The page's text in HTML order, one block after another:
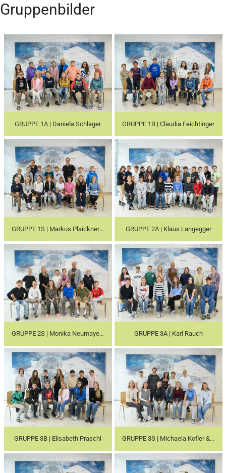
Gruppenbilder
GRUPPE 1A | Daniela Schlager GRUPPE 1B | Claudia Feichtinger
GRUPPE 1S | Markus Plaickner & Hannes Gruber GRUPPE 2A | Klaus Langegger
GRUPPE 2S | Monika Neumayer & Volker Gugganig GRUPPE 3A | Karl Rauch
GRUPPE 3B | Elisabeth Praschl GRUPPE 3S | Michaela Kofler & Stefan Reiter-Oberlechner